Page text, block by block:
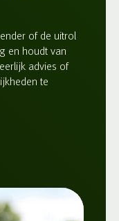
of de uitrol
en houdt van
advies of
te